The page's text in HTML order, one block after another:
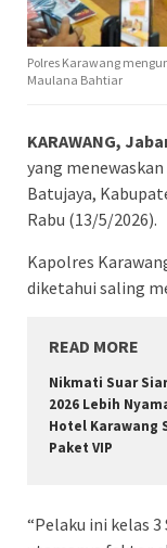
Polres Karawang
Maulana Bahtiar
KARAWANG,
yang
Batujaya,
Rabu (13/5/2026).
Kapolres
diketahui saling
READ MORE
Nikmati Suar
2026 Lebih
Hotel Karawang
Paket VIP
“Pelaku ini kelas